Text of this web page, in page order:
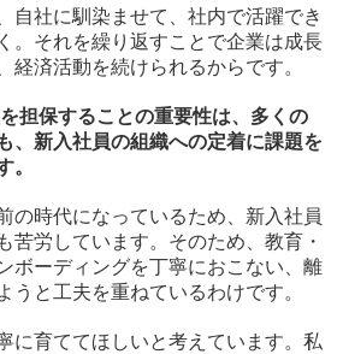
自社に馴染ませて、社内で活躍でき
。それを繰り返すことで企業は成長
経済活動を続けられるからです。
担保することの重要性は、多くの
、新入社員の組織への定着に課題を
。
の時代になっているため、新入社員
苦労しています。そのため、教育・
ボーディングを丁寧におこない、離
うと工夫を重ねているわけです。
に育ててほしいと考えています。私